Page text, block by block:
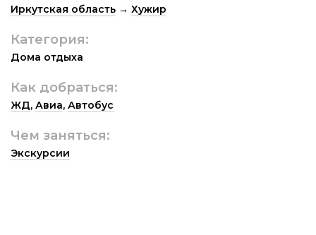
Иркутская область → Хужир
Категория:
Дома отдыха
Как добраться:
ЖД, Авиа, Автобус
Чем заняться:
Экскурсии